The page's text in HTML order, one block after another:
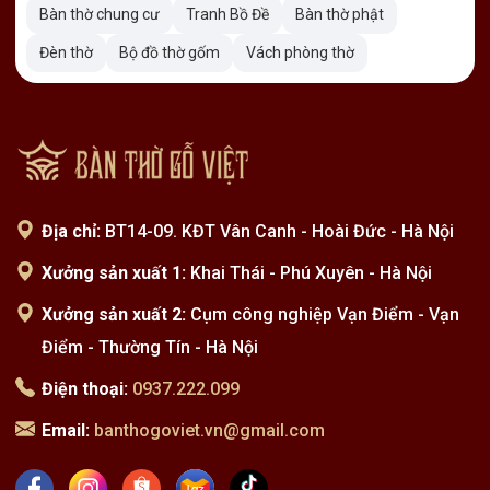
Bàn thờ chung cư Tranh Bồ Đề Bàn thờ phật
Đèn thờ Bộ đồ thờ gốm Vách phòng thờ
Địa chỉ: BT14-09. KĐT Vân Canh - Hoài Đức - Hà Nội
Xưởng sản xuất 1: Khai Thái - Phú Xuyên - Hà Nội
Xưởng sản xuất 2: Cụm công nghiệp Vạn Điểm - Vạn
Điểm - Thường Tín - Hà Nội
Điện thoại: 0937.222.099
Email: banthogoviet.vn@gmail.com